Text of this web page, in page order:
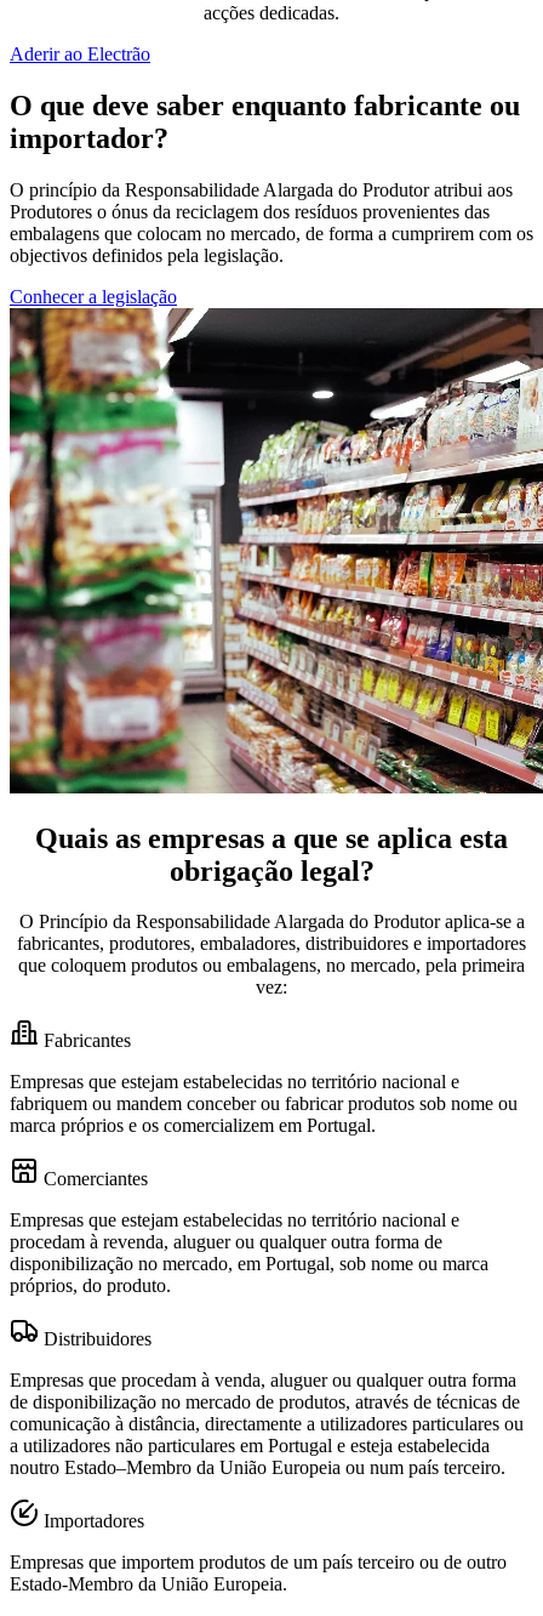
acções dedicadas.
Aderir ao Electrão
O que deve saber enquanto fabricante ou
importador?
O princípio da Responsabilidade Alargada do Produtor atribui aos
Produtores o ónus da reciclagem dos resíduos provenientes das
embalagens que colocam no mercado, de forma a cumprirem com os
objectivos definidos pela legislação.
Conhecer a legislação
Quais as empresas a que se aplica esta
obrigação legal?
O Princípio da Responsabilidade Alargada do Produtor aplica-se a
fabricantes, produtores, embaladores, distribuidores e importadores
que coloquem produtos ou embalagens, no mercado, pela primeira
vez:
Fabricantes
Empresas que estejam estabelecidas no território nacional e
fabriquem ou mandem conceber ou fabricar produtos sob nome ou
marca próprios e os comercializem em Portugal.
Comerciantes
Empresas que estejam estabelecidas no território nacional e
procedam à revenda, aluguer ou qualquer outra forma de
disponibilização no mercado, em Portugal, sob nome ou marca
próprios, do produto.
Distribuidores
Empresas que procedam à venda, aluguer ou qualquer outra forma
de disponibilização no mercado de produtos, através de técnicas de
comunicação à distância, directamente a utilizadores particulares ou
a utilizadores não particulares em Portugal e esteja estabelecida
noutro Estado–Membro da União Europeia ou num país terceiro.
Importadores
Empresas que importem produtos de um país terceiro ou de outro
Estado-Membro da União Europeia.